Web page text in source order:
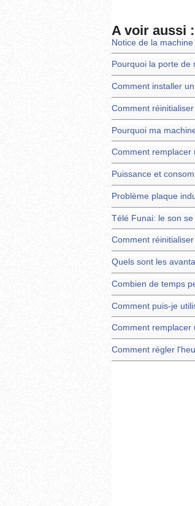
A voir aussi :
Notice de la
Pourquoi la porte de
Comment installer
Comment
Pourquoi ma
Comment remplacer
Puissance et
Problème plaque
Télé Funai: le son
Comment
Quels sont les
Combien de temps
Comment puis-je
Comment remplacer
Comment régler